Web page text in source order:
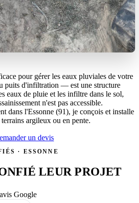
pour gérer les eaux pluviales de votre
puits d'infiltration — est une structure
eaux de pluie et les infiltre dans le sol,
n'est pas accessible.
dans l'Essonne (91), je conçois et installe
argileux ou en pente.
un devis
· ESSONNE
LEUR PROJET
Google